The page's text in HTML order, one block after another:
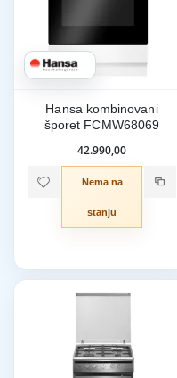
Hansa kombinovani
šporet FCMW68069
42.990,00
Nema na
stanju